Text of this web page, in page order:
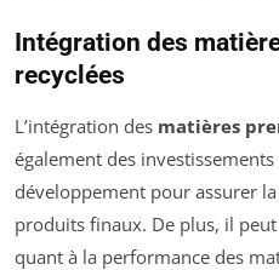
Intégration des
recyclées
L’intégration des matières
également des
développement pour assurer
produits finaux. De plus, il
quant à la performance des